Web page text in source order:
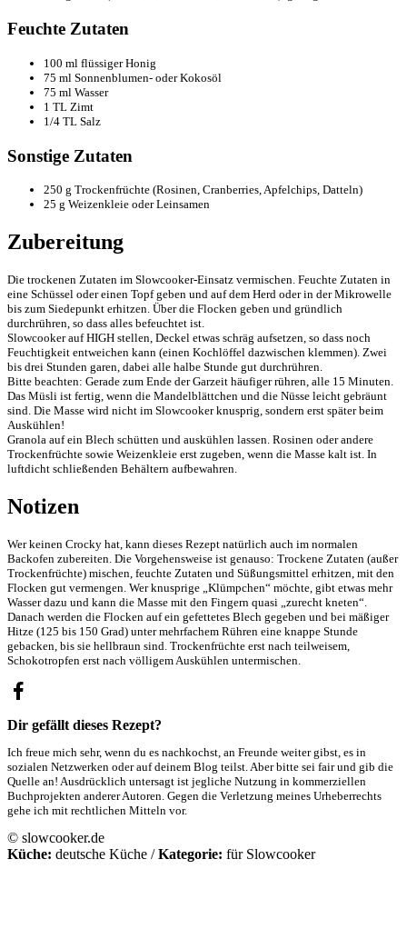
Feuchte Zutaten
100 ml flüssiger Honig
75 ml Sonnenblumen- oder Kokosöl
75 ml Wasser
1 TL Zimt
1/4 TL Salz
Sonstige Zutaten
250 g Trockenfrüchte (Rosinen, Cranberries, Apfelchips, Datteln)
25 g Weizenkleie oder Leinsamen
Zubereitung
Die trockenen Zutaten im Slowcooker-Einsatz vermischen. Feuchte Zutaten in
eine Schüssel oder einen Topf geben und auf dem Herd oder in der Mikrowelle
bis zum Siedepunkt erhitzen. Über die Flocken geben und gründlich
durchrühren, so dass alles befeuchtet ist.
Slowcooker auf HIGH stellen, Deckel etwas schräg aufsetzen, so dass noch
Feuchtigkeit entweichen kann (einen Kochlöffel dazwischen klemmen). Zwei
bis drei Stunden garen, dabei alle halbe Stunde gut durchrühren.
Bitte beachten: Gerade zum Ende der Garzeit häufiger rühren, alle 15 Minuten.
Das Müsli ist fertig, wenn die Mandelblättchen und die Nüsse leicht gebräunt
sind. Die Masse wird nicht im Slowcooker knusprig, sondern erst später beim
Auskühlen!
Granola auf ein Blech schütten und auskühlen lassen. Rosinen oder andere
Trockenfrüchte sowie Weizenkleie erst zugeben, wenn die Masse kalt ist. In
luftdicht schließenden Behältern aufbewahren.
Notizen
Wer keinen Crocky hat, kann dieses Rezept natürlich auch im normalen
Backofen zubereiten. Die Vorgehensweise ist genauso: Trockene Zutaten (außer
Trockenfrüchte) mischen, feuchte Zutaten und Süßungsmittel erhitzen, mit den
Flocken gut vermengen. Wer knusprige „Klümpchen“ möchte, gibt etwas mehr
Wasser dazu und kann die Masse mit den Fingern quasi „zurecht kneten“.
Danach werden die Flocken auf ein gefettetes Blech gegeben und bei mäßiger
Hitze (125 bis 150 Grad) unter mehrfachem Rühren eine knappe Stunde
gebacken, bis sie hellbraun sind. Trockenfrüchte erst nach teilweisem,
Schokotropfen erst nach völligem Auskühlen untermischen.
Dir gefällt dieses Rezept?
Ich freue mich sehr, wenn du es nachkochst, an Freunde weiter gibst, es in
sozialen Netzwerken oder auf deinem Blog teilst. Aber bitte sei fair und gib die
Quelle an! Ausdrücklich untersagt ist jegliche Nutzung in kommerziellen
Buchprojekten anderer Autoren. Gegen die Verletzung meines Urheberrechts
gehe ich mit rechtlichen Mitteln vor.
© slowcooker.de
Küche: deutsche Küche / Kategorie: für Slowcooker